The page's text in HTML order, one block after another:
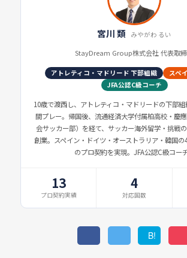
宮川 類 みやがわ るい
StayDream Group株式会社 代表取
アトレティコ・マドリード 下部組織
スペ
JFA公認C級コーチ
10歳で渡西し、アトレティコ・マドリードの下部
間プレー。帰国後、流通経済大学付属柏高校・慶
会サッカー部）を経て、サッカー海外留学・挑戦
創業。スペイン・ドイツ・オーストラリア・韓国
のプロ契約を実現。JFA公認C級コーチ
13
プロ契約実績
4
対応国数
B!